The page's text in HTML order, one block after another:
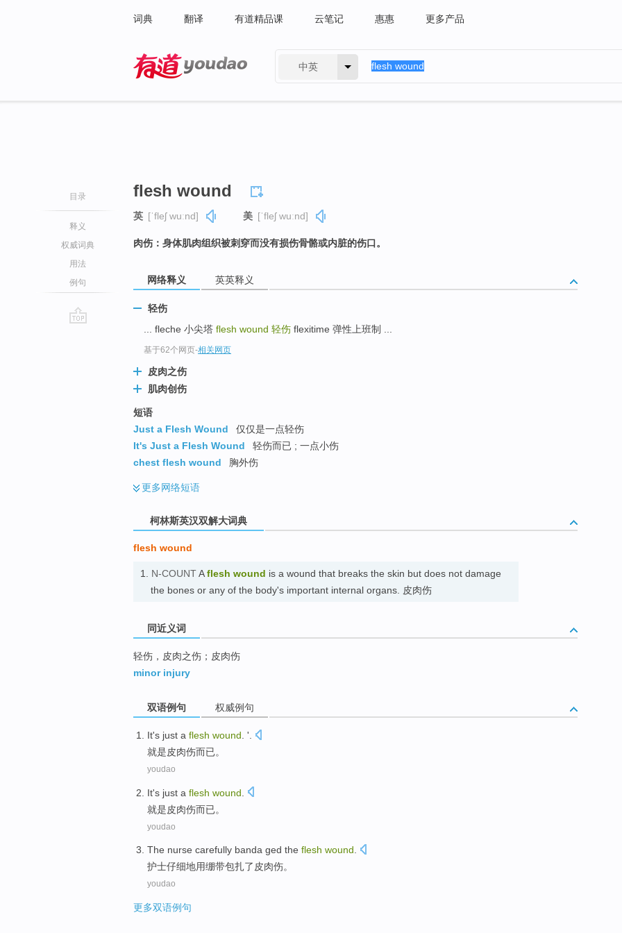
词典 翻译 有道精品课 云笔记 惠惠 更多产品
中英
目录
释义
权威词典
用法
例句
flesh wound
英 [ˈfleʃ wuːnd] 美 [ˈfleʃ wuːnd]
肉伤：身体肌肉组织被刺穿而没有损伤骨骼或内脏的伤口。
网络释义 英英释义
轻伤
... fleche 小尖塔 flesh wound 轻伤 flexitime 弹性上班制 ...
基于62个网页-相关网页
皮肉之伤
肌肉创伤
短语
Just a Flesh Wound
仅仅是一点轻伤
It's Just a Flesh Wound
轻伤而已 ; 一点小伤
chest flesh wound
胸外伤
更多网络短语
柯林斯英汉双解大词典
flesh wound
1. N-COUNTAflesh wound is a wound that breaks the skin but does not damage
the bones or any of the body's important internal organs. 皮肉伤
同近义词
轻伤，皮肉之伤；皮肉伤
minor injury
双语例句 权威例句
It's just a flesh wound . '.
就是皮肉伤而已。
youdao
It's just a flesh wound
就是皮肉伤而已。
youdao
The nurse carefully banda ged the flesh wound.
护士仔细地用绷带包扎了皮肉伤。
youdao
更多双语例句